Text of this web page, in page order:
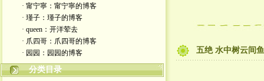
· 甯宁寧：甯宁寧的博客
· 瑾子：瑾子的博客
· queen：开洋荤去
· 爪四哥：爪四哥的博客
· 园园：园园的博客
分类目录
五绝 水中树云间